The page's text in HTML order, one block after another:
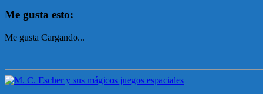
Me gusta esto:
Me gusta Cargando...